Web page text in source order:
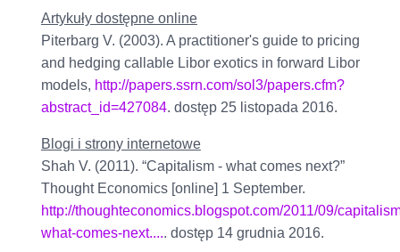
Artykuły dostępne online
Piterbarg V. (2003). A practitioner's guide to pricing
and hedging callable Libor exotics in forward Libor
models, http://papers.ssrn.com/sol3/papers.cfm?
abstract_id=427084. dostęp 25 listopada 2016.
Blogi i strony internetowe
Shah V. (2011). “Capitalism - what comes next?”
Thought Economics [online] 1 September.
http://thoughteconomics.blogspot.com/2011/09/
what-comes-next..... dostęp 14 grudnia 2016.